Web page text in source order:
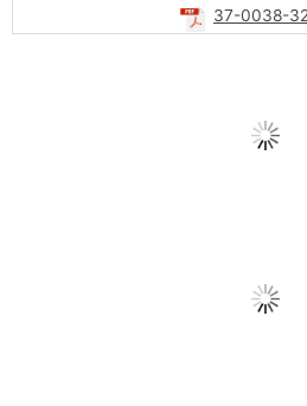
37-0038-